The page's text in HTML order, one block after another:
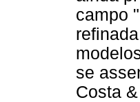
campo
se
Costa